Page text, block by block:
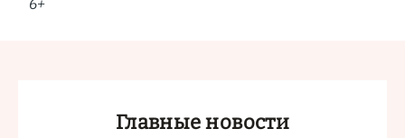
6+
Главные новости